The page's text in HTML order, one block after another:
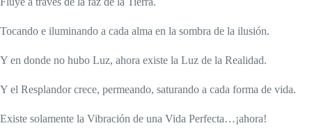
Tocando e iluminando a cada alma en la sombra de la ilusión.
Y en donde no hubo Luz, ahora existe la Luz de la Realidad.
Y el Resplandor crece, permeando, saturando a cada forma de vida.
Existe solamente la Vibración de una Vida Perfecta…¡ahora!